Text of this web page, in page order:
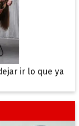
ir lo que ya